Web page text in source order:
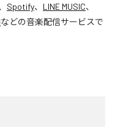
Spotify、 LINE MUSIC、
などの音楽配信サービスで